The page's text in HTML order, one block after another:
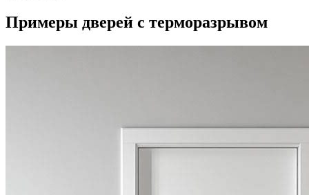
Примеры дверей с терморазрывом